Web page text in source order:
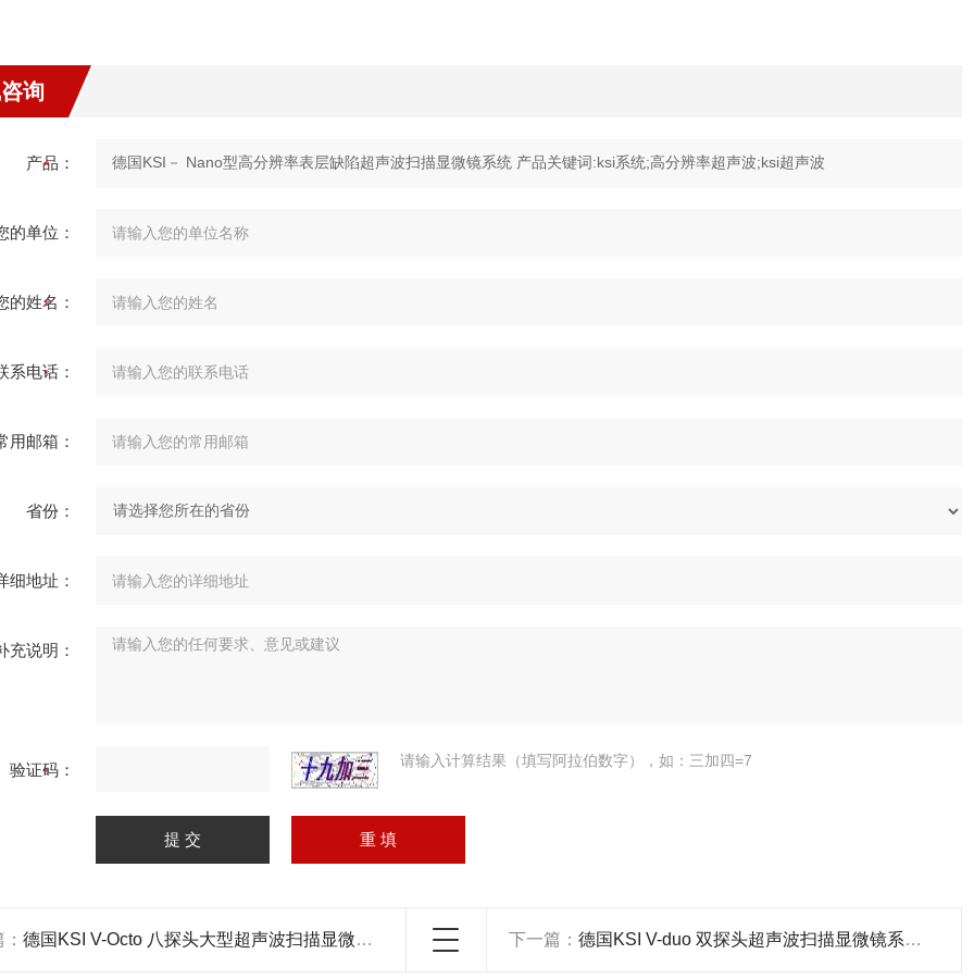
询
产品：
的单位：
的姓名：
系电话：
用邮箱：
省份：
细地址：
充说明：
验证码： 请输入计算结果（填写阿拉伯数字），如：三加四=7
德国KSI V-Octo 八探头大型超声波扫描显微镜系统 使用8只换能器 下一篇：德国KSI V-duo 双探头超声波扫描显微镜系统 同时使用2只换能器